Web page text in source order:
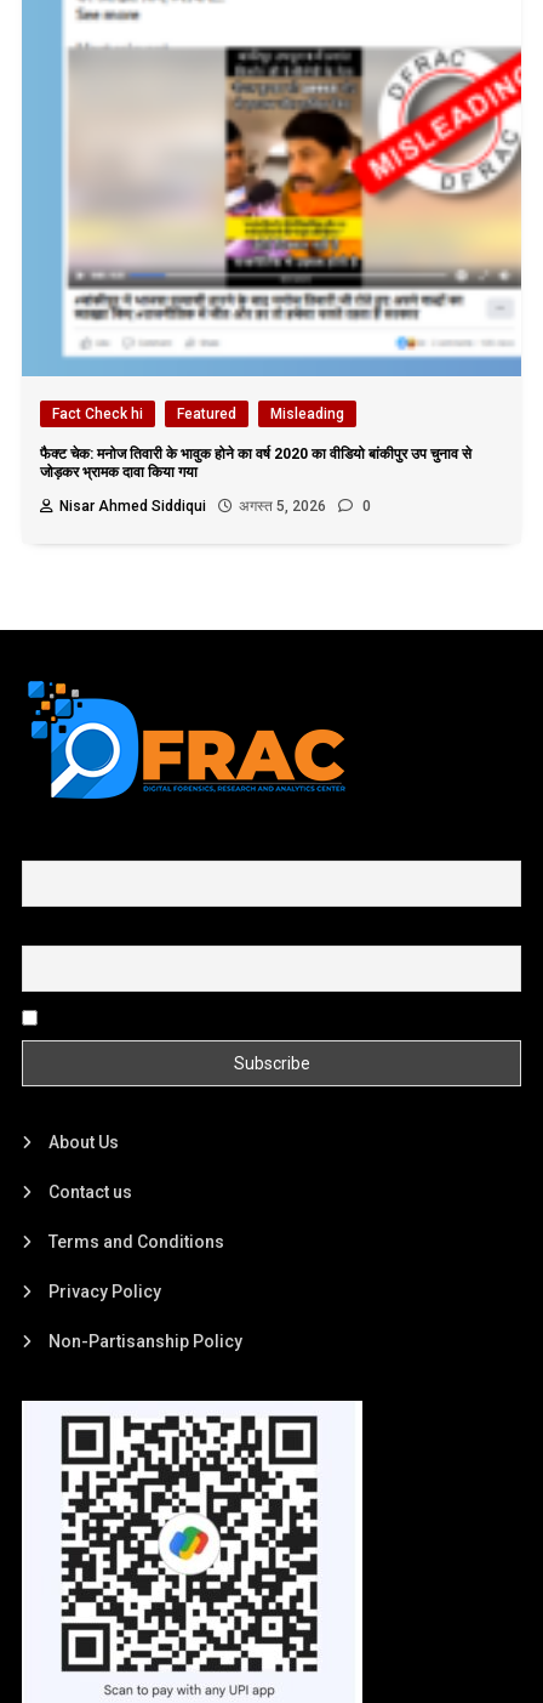
Fact Check hi Featured Misleading
फैक्ट चेक: मनोज तिवारी के भावुक होने का वर्ष 2020 का वीडियो बांकीपुर उप चुनाव से
जोड़कर भ्रामक दावा किया गया
Nisar Ahmed Siddiqui
अगस्त 5, 2026 0
About Us
Contact us
Terms and Conditions
Privacy Policy
Non-Partisanship Policy